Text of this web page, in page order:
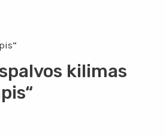
kilimas